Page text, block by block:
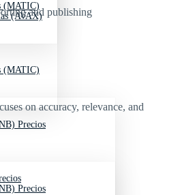
(MATIC)
Precios
(AVAX)
(MATIC)
Precios
and publishing
on accuracy, relevance, and